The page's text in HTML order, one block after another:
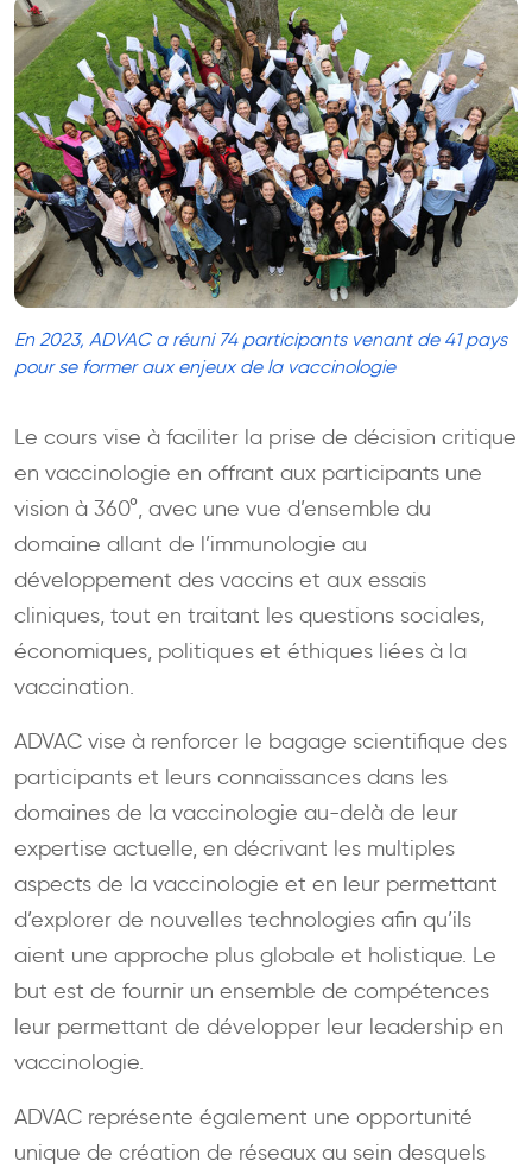
En 2023, ADVAC a réuni 74 participants venant de 41 pays
pour se former aux enjeux de la vaccinologie
Le cours vise à faciliter la prise de décision critique
en vaccinologie en offrant aux participants une
vision à 360°, avec une vue d’ensemble du
domaine allant de l’immunologie au
développement des vaccins et aux essais
cliniques, tout en traitant les questions sociales,
économiques, politiques et éthiques liées à la
vaccination.
ADVAC vise à renforcer le bagage scientifique des
participants et leurs connaissances dans les
domaines de la vaccinologie au-delà de leur
expertise actuelle, en décrivant les multiples
aspects de la vaccinologie et en leur permettant
d’explorer de nouvelles technologies afin qu’ils
aient une approche plus globale et holistique. Le
but est de fournir un ensemble de compétences
leur permettant de développer leur leadership en
vaccinologie.
ADVAC représente également une opportunité
unique de création de réseaux au sein desquels